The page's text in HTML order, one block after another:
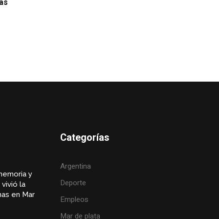
y
la
en Mar
Categorías
Argentina
Deporte
Empleos
Mar de plata